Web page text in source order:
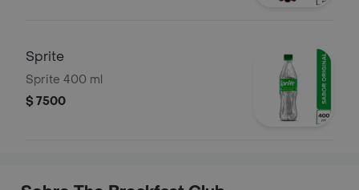
Sprite
Sprite 400 ml
$ 7500